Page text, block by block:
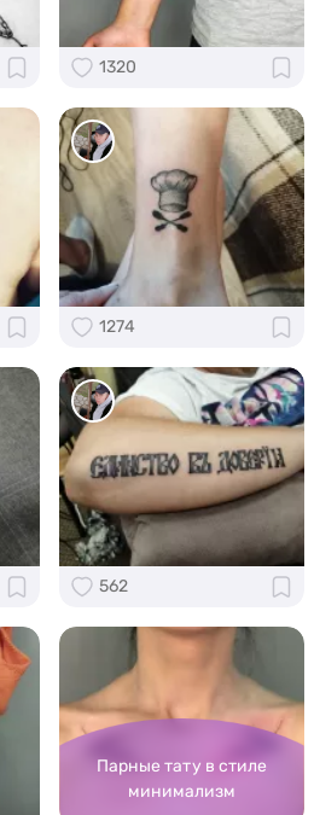
1320
1274
562
Парные тату в стиле
минимализм